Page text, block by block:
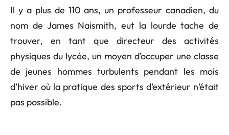
Il y a plus de 110 ans, un professeur canadien, du
nom de James Naismith, eut la lourde tache de
trouver, en tant que directeur des activités
physiques du lycée, un moyen d’occuper une classe
de jeunes hommes turbulents pendant les mois
d’hiver où la pratique des sports d’extérieur n’était
pas possible.